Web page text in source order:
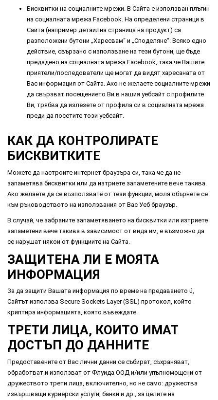
Бисквитки на социалните мрежи. В Сайта е използван плъгин
на социалната мрежа Facebook. На определени страници в
Сайта (например детайлна страница на продукт) са
разположени бутони „Харесвам“ и „Споделяне“. Всяко едно
действие, свързано с използване на тези бутони, ще бъде
предадено на социалната мрежа Facebook, така че Вашите
приятели/последователи ще могат да видят харесаната от
Вас информация от Сайта. Ако не желаете социалните мрежи
да свързват посещението Ви в нашия уебсайт с профилите
Ви, трябва да излезете от профила си в социалната мрежа
преди да посетите този уебсайт.
КАК ДА КОНТРОЛИРАТЕ
БИСКВИТКИТЕ
Можете да настроите интернет браузъра си, така че да не
запаметява бисквитки или да изтриете запаметените вече такива.
Ако желаете да се възползвате от тези функции, моля обърнете се
към ръководството на използвания от Вас Уеб браузър.
В случай, че забраните запаметяването на бисквитки или изтриете
запаметени вече такива в зависимост от вида им, е възможно да
се нарушат някои от функциите на Сайта.
ЗАЩИТЕНА ЛИ Е МОЯТА
ИНФОРМАЦИЯ
За да защити Вашата информация по време на предаването ú,
Сайтът използва Secure Sockets Layer (SSL) протокол, който
криптира информацията, която въвеждате.
ТРЕТИ ЛИЦА, КОИТО ИМАТ
ДОСТЪП ДО ДАННИТЕ
Предоставените от Вас лични данни се събират, съхраняват,
обработват и използват от Флуида ООД и/или упълномощени от
дружеството трети лица, включително, но не само: дружества
извършващи куриерски услуги, банки и др., за целите на